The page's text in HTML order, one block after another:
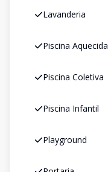
Lavanderia
Piscina Aquecida
Piscina Coletiva
Piscina Infantil
Playground